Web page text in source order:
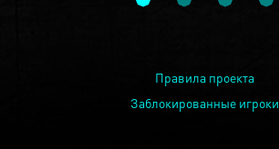
Правила проекта
Заблокированные игроки